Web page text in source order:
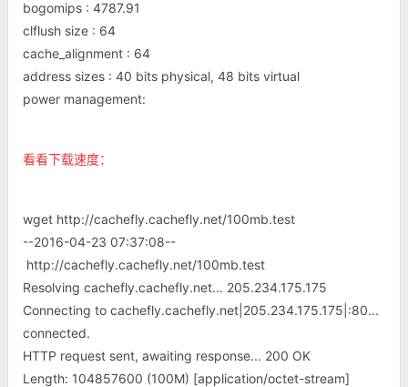
bogomips : 4787.91
clflush size : 64
cache_alignment : 64
address sizes : 40 bits physical, 48 bits virtual
power management:
看看下载速度：
wget http://cachefly.cachefly.net/100mb.test
--2016-04-23 07:37:08--
http://cachefly.cachefly.net/100mb.test
Resolving cachefly.cachefly.net... 205.234.175.175
Connecting to cachefly.cachefly.net|205.234.175.175|:80...
connected.
HTTP request sent, awaiting response... 200 OK
Length: 104857600 (100M) [application/octet-stream]